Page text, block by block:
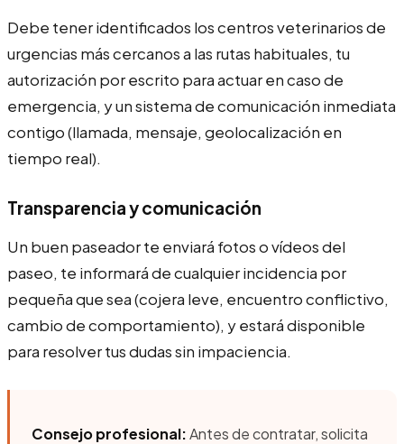
Debe tener identificados los centros veterinarios de
urgencias más cercanos a las rutas habituales, tu
autorización por escrito para actuar en caso de
emergencia, y un sistema de comunicación inmediata
contigo (llamada, mensaje, geolocalización en
tiempo real).
Transparencia y comunicación
Un buen paseador te enviará fotos o vídeos del
paseo, te informará de cualquier incidencia por
pequeña que sea (cojera leve, encuentro conflictivo,
cambio de comportamiento), y estará disponible
para resolver tus dudas sin impaciencia.
Consejo profesional:Antes de contratar, solicita